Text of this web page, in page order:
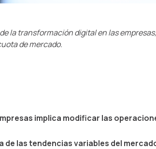
la transformación digital en las
de mercado.
implica modificar las
de las tendencias variables del